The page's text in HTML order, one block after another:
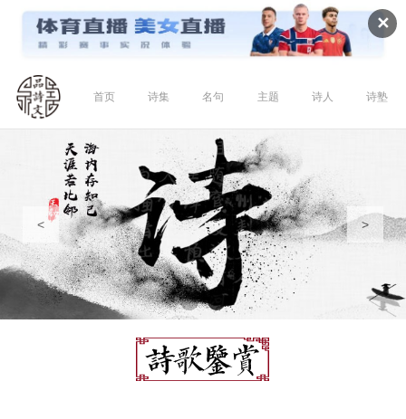
✕
首页 诗集 名句 主题 诗人 诗塾
< >